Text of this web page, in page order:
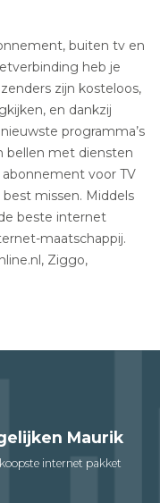
buiten tv en
heb je
zijn kosteloos,
en dankzij
programma’s
bellen met diensten
abonnement voor TV
missen. Middels
beste internet
maatschappij.
Ziggo,
Maurik
internet pakket